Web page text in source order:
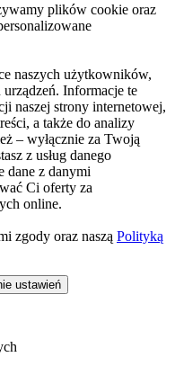
plików cookie oraz
naszych użytkowników,
Informacje te
naszej strony internetowej,
a także do analizy
– wyłącznie za Twoją
z usług danego
dane z danymi
Ci oferty za
online.
zgody oraz naszą Polityką
ustawień